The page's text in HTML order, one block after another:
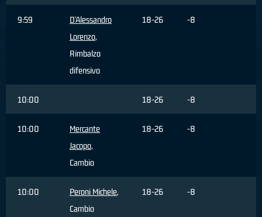
9:59
D'Alessandro
Lorenzo,
Rimbalzo
difensivo
18-26 -8
10:00 18-26 -8
10:00
Mercante
Jacopo,
Cambio
18-26 -8
10:00 Peroni Michele,
Cambio
18-26 -8